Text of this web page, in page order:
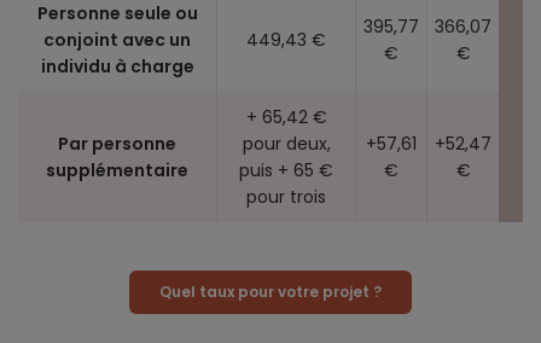
Personne seule ou
conjoint avec un
individu à charge
449,43 €
395,77
€
366,07
€
Par personne
supplémentaire
+ 65,42 €
pour deux,
puis + 65 €
pour trois
+57,61
€
+52,47
€
Quel taux pour votre projet ?